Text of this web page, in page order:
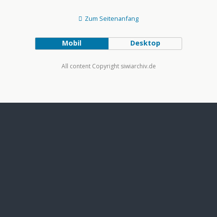
Zum Seitenanfang
Mobil Desktop
All content Copyright siwiarchiv.de